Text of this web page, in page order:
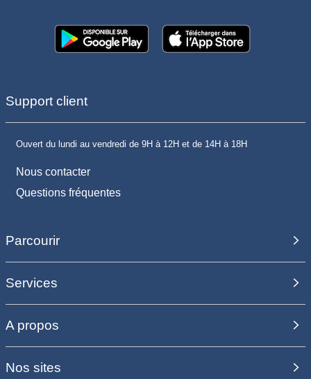
Support client
Ouvert du lundi au vendredi de 9H à 12H et de 14H à 18H
Nous contacter
Questions fréquentes
Parcourir
Services
A propos
Nos sites